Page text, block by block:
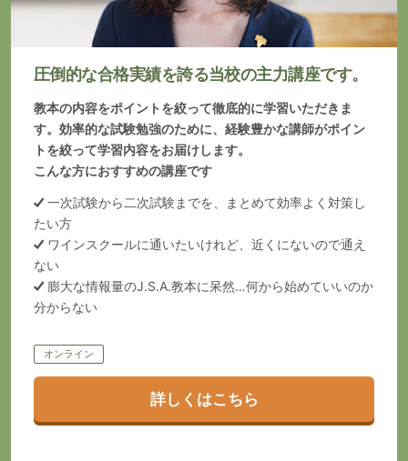
圧倒的な合格実績を誇る当校の主力講座です。
教本の内容をポイントを絞って徹底的に学習いただきま
す。効率的な試験勉強のために、経験豊かな講師がポイン
トを絞って学習内容をお届けします。
こんな⽅におすすめの講座です
一次試験から二次試験までを、まとめて効率よく対策し
たい方
ワインスクールに通いたいけれど、近くにないので通え
ない
膨大な情報量のJ.S.A.教本に呆然…何から始めていいのか
分からない
オンライン
詳しくはこちら